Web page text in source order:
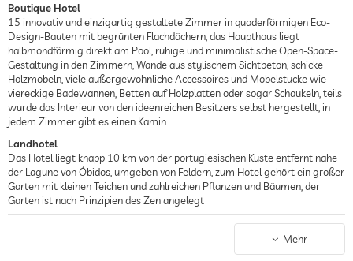
Boutique Hotel
15 innovativ und einzigartig gestaltete Zimmer in quaderförmigen Eco-
Design-Bauten mit begrünten Flachdächern, das Haupthaus liegt
halbmondförmig direkt am Pool, ruhige und minimalistische Open-Space-
Gestaltung in den Zimmern, Wände aus stylischem Sichtbeton, schicke
Holzmöbeln, viele außergewöhnliche Accessoires und Möbelstücke wie
viereckige Badewannen, Betten auf Holzplatten oder sogar Schaukeln, teils
wurde das Interieur von den ideenreichen Besitzers selbst hergestellt, in
jedem Zimmer gibt es einen Kamin
Landhotel
Das Hotel liegt knapp 10 km von der portugiesischen Küste entfernt nahe
der Lagune von Óbidos, umgeben von Feldern, zum Hotel gehört ein großer
Garten mit kleinen Teichen und zahlreichen Pflanzen und Bäumen, der
Garten ist nach Prinzipien des Zen angelegt
Das Hotel ist vielfach für seine Ökologische Ausstattung ausgezeichnet
worden, das Wasser wird mit Solar beheizt, die Gebäude wurden mit einem
Mehr